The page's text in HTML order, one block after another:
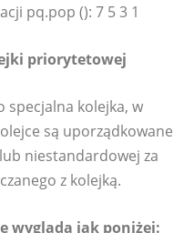
pq.pop (): 7 5 3 1
priorytetowej
specjalna kolejka, w
są uporządkowane
niestandardowej za
z kolejką.
wygląda jak poniżej: